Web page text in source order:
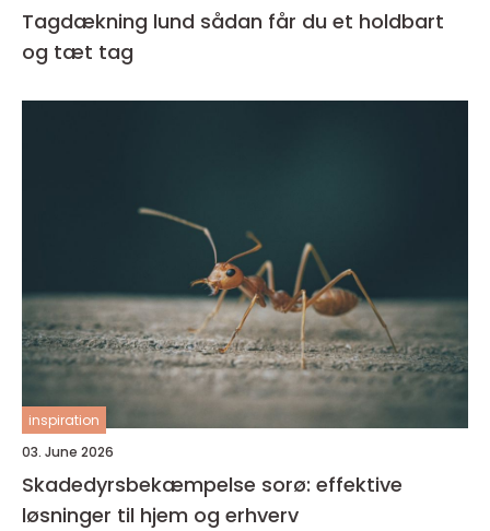
Tagdækning lund sådan får du et holdbart
og tæt tag
inspiration
03. June 2026
Skadedyrsbekæmpelse sorø: effektive
løsninger til hjem og erhverv